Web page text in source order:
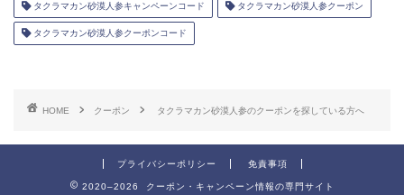
タクラマカン砂漠人参キャンペーンコード タクラマカン砂漠人参クーポン
タクラマカン砂漠人参クーポンコード
HOME クーポン タクラマカン砂漠人参のクーポンを探している方へ
プライバシーポリシー 免責事項
2020–2026 クーポン・キャンペーン情報の専門サイト